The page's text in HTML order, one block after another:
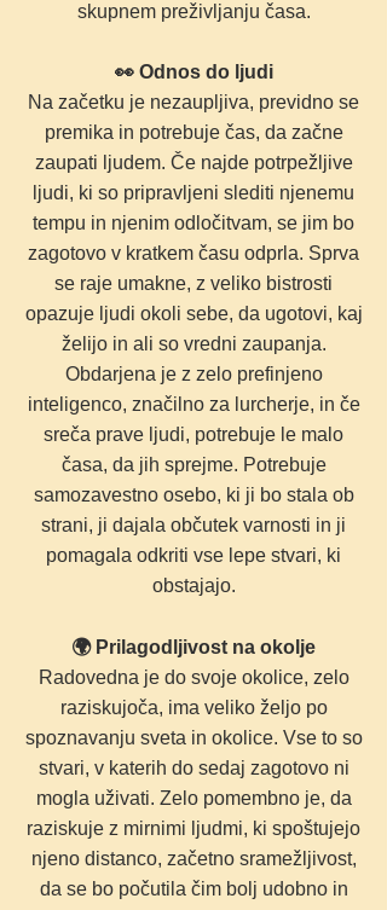
skupnem preživljanju časa.
👀 Odnos do ljudi
Na začetku je nezaupljiva, previdno se
premika in potrebuje čas, da začne
zaupati ljudem. Če najde potrpežljive
ljudi, ki so pripravljeni slediti njenemu
tempu in njenim odločitvam, se jim bo
zagotovo v kratkem času odprla. Sprva
se raje umakne, z veliko bistrosti
opazuje ljudi okoli sebe, da ugotovi, kaj
želijo in ali so vredni zaupanja.
Obdarjena je z zelo prefinjeno
inteligenco, značilno za lurcherje, in če
sreča prave ljudi, potrebuje le malo
časa, da jih sprejme. Potrebuje
samozavestno osebo, ki ji bo stala ob
strani, ji dajala občutek varnosti in ji
pomagala odkriti vse lepe stvari, ki
obstajajo.
🌍 Prilagodljivost na okolje
Radovedna je do svoje okolice, zelo
raziskujoča, ima veliko željo po
spoznavanju sveta in okolice. Vse to so
stvari, v katerih do sedaj zagotovo ni
mogla uživati. Zelo pomembno je, da
raziskuje z mirnimi ljudmi, ki spoštujejo
njeno distanco, začetno sramežljivost,
da se bo počutila čim bolj udobno in